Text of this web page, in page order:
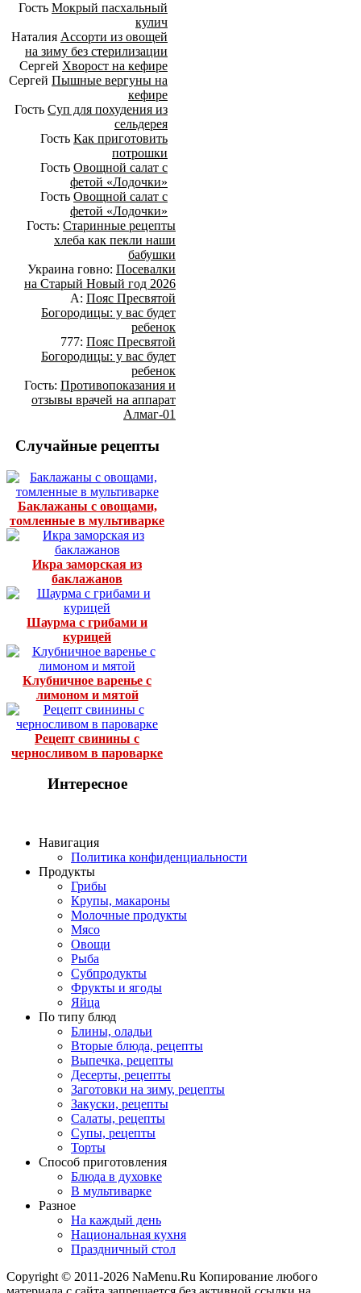
Гость Мокрый пасхальный
кулич
Наталия Ассорти из овощей
на зиму без стерилизации
Сергей Хворост на кефире
Сергей Пышные вергуны на
кефире
Гость Суп для похудения из
сельдерея
Гость Как приготовить
потрошки
Гость Овощной салат с
фетой «Лодочки»
Гость Овощной салат с
фетой «Лодочки»
Гость: Старинные рецепты
хлеба как пекли наши
бабушки
Украина говно: Посевалки
на Старый Новый год 2026
А: Пояс Пресвятой
Богородицы: у вас будет
ребенок
777: Пояс Пресвятой
Богородицы: у вас будет
ребенок
Гость: Противопоказания и
отзывы врачей на аппарат
Алмаг-01
Случайные рецепты
Баклажаны с овощами,
томленные в мультиварке
Икра заморская из
баклажанов
Шаурма с грибами и
курицей
Клубничное варенье с
лимоном и мятой
Рецепт свинины с
черносливом в пароварке
Интересное
Навигация
Политика конфиденциальности
Продукты
Грибы
Крупы, макароны
Молочные продукты
Мясо
Овощи
Рыба
Субпродукты
Фрукты и ягоды
Яйца
По типу блюд
Блины, оладьи
Вторые блюда, рецепты
Выпечка, рецепты
Десерты, рецепты
Заготовки на зиму, рецепты
Закуски, рецепты
Салаты, рецепты
Супы, рецепты
Торты
Способ приготовления
Блюда в духовке
В мультиварке
Разное
На каждый день
Национальная кухня
Праздничный стол
Copyright © 2011-2026 NaMenu.Ru Копирование любого